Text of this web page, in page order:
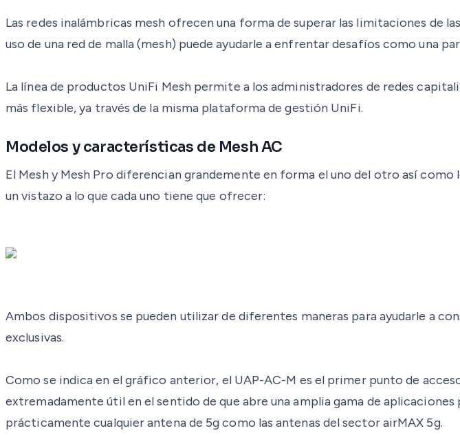
Las redes inalámbricas mesh ofrecen una forma de superar las limitaciones de
uso de una red de malla (mesh) puede ayudarle a enfrentar desafíos como una
La línea de productos UniFi Mesh permite a los administradores de redes
más flexible, ya través de la misma plataforma de gestión UniFi.
Modelos y características de Mesh AC
El Mesh y Mesh Pro diferencian grandemente en forma el uno del otro así
un vistazo a lo que cada uno tiene que ofrecer:
Ambos dispositivos se pueden utilizar de diferentes maneras para ayudarle a
exclusivas.
Como se indica en el gráfico anterior, el UAP-AC-M es el primer punto de
extremadamente útil en el sentido de que abre una amplia gama de
prácticamente cualquier antena de 5g como las antenas del sector airMAX 5g.